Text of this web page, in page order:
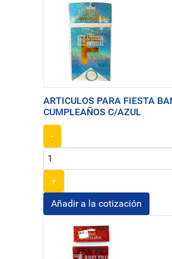
ARTICULOS PARA FIESTA
CUMPLEAÑOS C/AZUL
-
+